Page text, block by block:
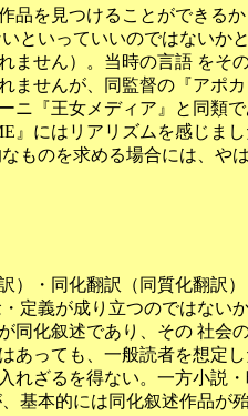
品を見つけることができる
といっていいのではないか
ません）。当時の言語 をそ
ませんが、同監督の『アポ
ニ『王女メディア』と同類
』にはリアリズムを感じま
ものを求める場合には、や
）・同化翻訳（同質化翻訳
定義が成り立つのではない
同化叙述であり、その 社会
あっても、一般読者を想定
れざるを得ない。一方小説
基本的には同化叙述作品